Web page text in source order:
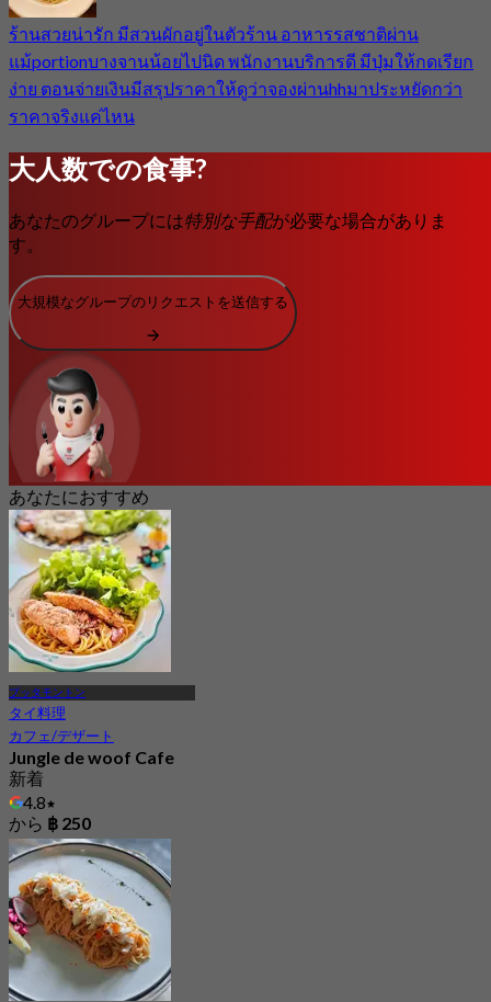
ร้านสวยน่ารัก มีสวนผักอยู่ในตัวร้าน อาหารรสชาติผ่าน
แม้portionบางจานน้อยไปนิด พนักงานบริการดี มีปุ่มให้กดเรียก
ง่าย ตอนจ่ายเงินมีสรุปราคาให้ดูว่าจองผ่านhhมาประหยัดกว่า
ราคาจริงแค่ไหน
大人数での食事?
あなたのグループには特別な手配が必要な場合がありま
す。
大規模なグループのリクエストを送信する
あなたにおすすめ
プッタモントン
タイ料理
カフェ/デザート
Jungle de woof Cafe
新着
4.8
から ฿ 250